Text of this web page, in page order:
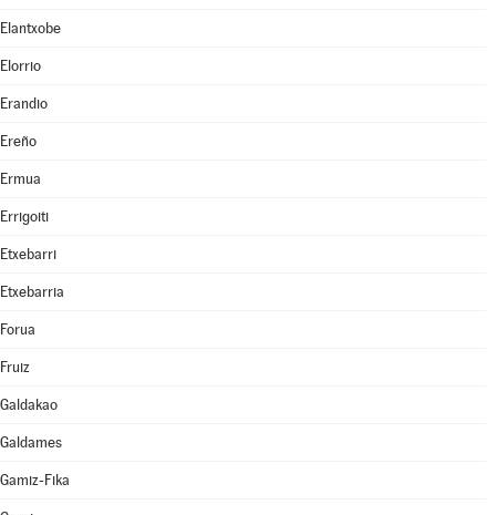
Elantxobe
Elorrio
Erandio
Ereño
Ermua
Errigoiti
Etxebarri
Etxebarria
Forua
Fruiz
Galdakao
Galdames
Gamiz-Fika